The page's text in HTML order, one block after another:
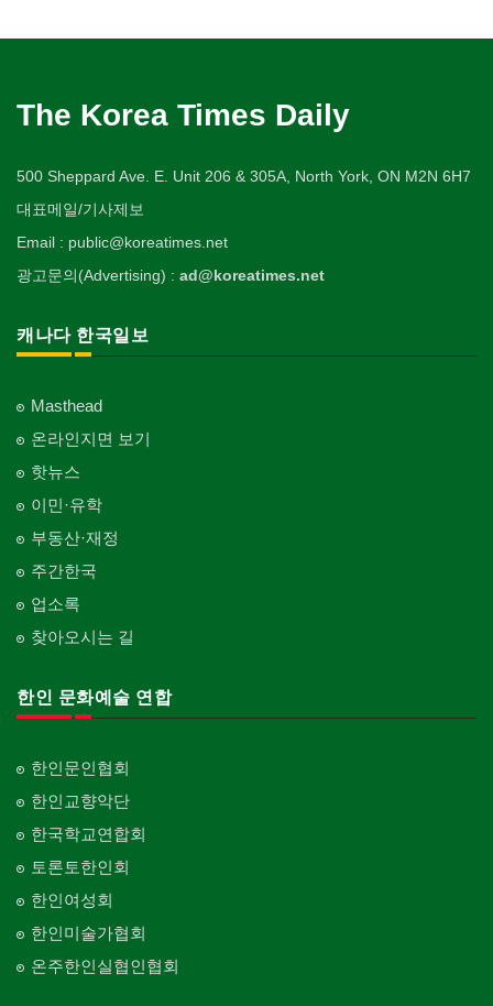
The Korea Times Daily
500 Sheppard Ave. E. Unit 206 & 305A, North York, ON M2N 6H7
대표메일/기사제보
Email : public@koreatimes.net
광고문의(Advertising) : ad@koreatimes.net
캐나다 한국일보
Masthead
온라인지면 보기
핫뉴스
이민·유학
부동산·재정
주간한국
업소록
찾아오시는 길
한인 문화예술 연합
한인문인협회
한인교향악단
한국학교연합회
토론토한인회
한인여성회
한인미술가협회
온주한인실협인협회